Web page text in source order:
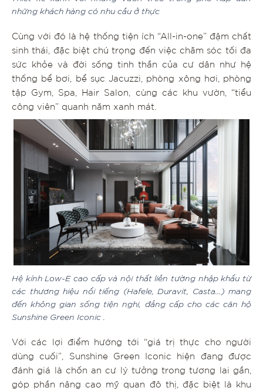
những khách hàng có nhu cầu ở thực
Cùng với đó là hệ thống tiện ích “All-in-one” đậm chất
sinh thái, đặc biệt chú trọng đến việc chăm sóc tối đa
sức khỏe và đời sống tinh thần của cư dân như hệ
thống bể bơi, bể sục Jacuzzi, phòng xông hơi, phòng
tập Gym, Spa, Hair Salon, cùng các khu vườn, “tiểu
công viên” quanh năm xanh mát.
Hệ kính Low-E cao cấp và nội thất liền tường nhập khẩu từ
các thương hiệu nổi tiếng (Hafele, Duravit, Casta…) mang
đến không gian sống tiện nghi, đẳng cấp cho các căn hộ
Sunshine Green Iconic .
Với các lợi điểm hướng tới “giá trị thực cho người
dùng cuối”, Sunshine Green Iconic hiện đang được
đánh giá là chốn an cư lý tưởng trong tương lai gần,
góp phần nâng cao mỹ quan đô thị, đặc biệt là khu